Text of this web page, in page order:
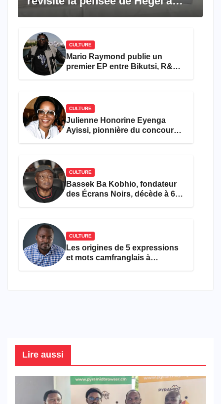
CULTURE
Mario Raymond publie un
premier EP entre Bikutsi, R&B
CULTURE
Julienne Honorine Eyenga
Ayissi, pionnière du concours
CULTURE
Bassek Ba Kobhio, fondateur
des Écrans Noirs, décède à 69
CULTURE
Les origines de 5 expressions
et mots camfranglais à
Lire aussi